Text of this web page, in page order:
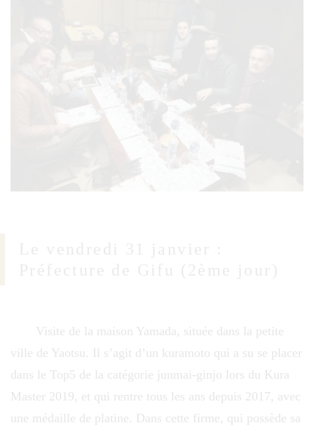
Visite de la maison Yamada, située dans la petite
ville de Yaotsu. Il s’agit d’un kuramoto qui a su se placer
dans le Top5 de la catégorie junmai-ginjo lors du Kura
Master 2019, et qui rentre tous les ans depuis 2017, avec
une médaille de platine. Dans cette firme, qui possède sa